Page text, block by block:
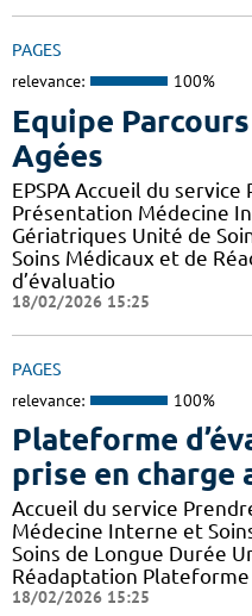
PAGES
relevance: 100%
Equipe
Agées
EPSPA Accueil du
Présentation Médecine
Gériatriques Unité de
Soins Médicaux et de
d’évaluatio
18/02/2026 15:25
PAGES
relevance: 100%
Plateforme
prise en charge
Accueil du service
Médecine Interne et
Soins de Longue Durée
Réadaptation Plateforme
18/02/2026 15:25